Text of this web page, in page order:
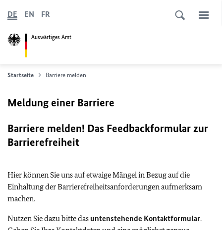
Auswärtiges Amt
DE EN FR
Startseite Barriere melden
Meldung einer Barriere
Barriere melden! Das Feedbackformular zur
Barrierefreiheit
Hier können Sie uns auf etwaige Mängel in Bezug auf die
Einhaltung der Barrierefreiheitsanforderungen aufmerksam
machen.
Nutzen Sie dazu bitte das untenstehende Kontaktformular.